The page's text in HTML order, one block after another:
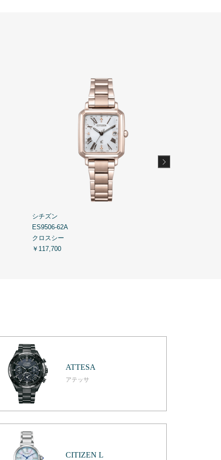
シチズン
ES9506-62A
クロスシー
￥117,700
ATTESA
アテッサ
CITIZEN L